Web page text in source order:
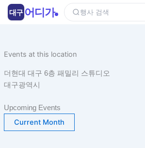
건
뛰
기
Events at this location
더현대 대구 6층 패밀리 스튜디오
대구광역시
Upcoming Events
Current Month
대구 어디가 행사 검색